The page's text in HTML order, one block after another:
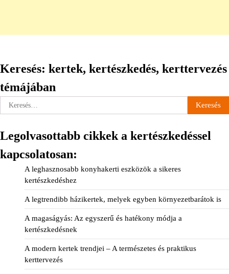
Keresés: kertek, kertészkedés, kerttervezés
témájában
Keresés:
Legolvasottabb cikkek a kertészkedéssel
kapcsolatosan:
A leghasznosabb konyhakerti eszközök a sikeres
kertészkedéshez
A legtrendibb házikertek, melyek egyben környezetbarátok is
A magaságyás: Az egyszerű és hatékony módja a
kertészkedésnek
A modern kertek trendjei – A természetes és praktikus
kerttervezés